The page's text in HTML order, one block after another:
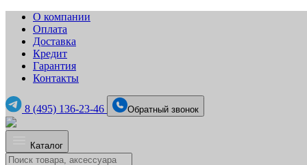
О компании
Оплата
Доставка
Кредит
Гарантия
Контакты
8 (495) 136-23-46 Обратный звонок
Каталог